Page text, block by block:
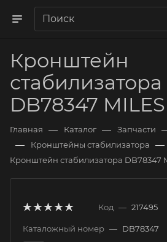
Кронштейн
стабилизатора
DB78347 MILES
Главная — Каталог — Запчасти
— Кронштейны стабилизатора —
Кронштейн стабилизатора DB78347
Код — 217495
Каталожный номер — DB78347